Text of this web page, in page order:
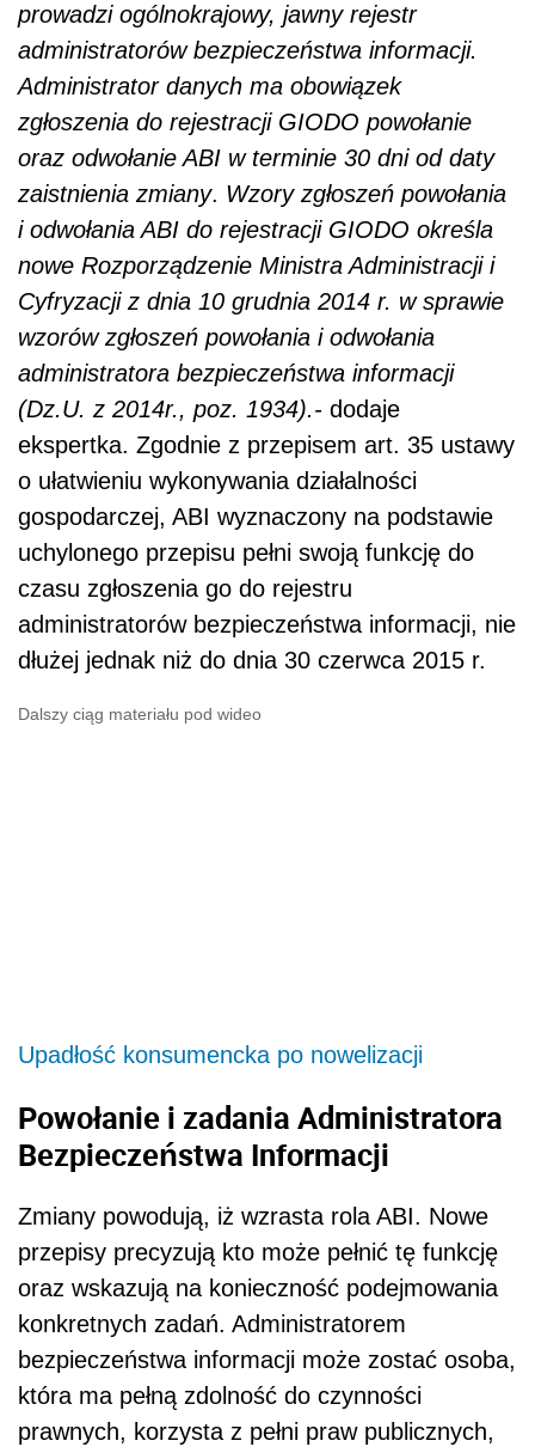
prowadzi ogólnokrajowy, jawny rejestr
administratorów bezpieczeństwa informacji.
Administrator danych ma obowiązek
zgłoszenia do rejestracji GIODO powołanie
oraz odwołanie ABI w terminie 30 dni od daty
zaistnienia zmiany. Wzory zgłoszeń powołania
i odwołania ABI do rejestracji GIODO określa
nowe Rozporządzenie Ministra Administracji i
Cyfryzacji z dnia 10 grudnia 2014 r. w sprawie
wzorów zgłoszeń powołania i odwołania
administratora bezpieczeństwa informacji
(Dz.U. z 2014r., poz. 1934).- dodaje
ekspertka. Zgodnie z przepisem art. 35 ustawy
o ułatwieniu wykonywania działalności
gospodarczej, ABI wyznaczony na podstawie
uchylonego przepisu pełni swoją funkcję do
czasu zgłoszenia go do rejestru
administratorów bezpieczeństwa informacji, nie
dłużej jednak niż do dnia 30 czerwca 2015 r.
Dalszy ciąg materiału pod wideo
Upadłość konsumencka po nowelizacji
Powołanie i zadania Administratora
Bezpieczeństwa Informacji
Zmiany powodują, iż wzrasta rola ABI. Nowe
przepisy precyzują kto może pełnić tę funkcję
oraz wskazują na konieczność podejmowania
konkretnych zadań. Administratorem
bezpieczeństwa informacji może zostać osoba,
która ma pełną zdolność do czynności
prawnych, korzysta z pełni praw publicznych,